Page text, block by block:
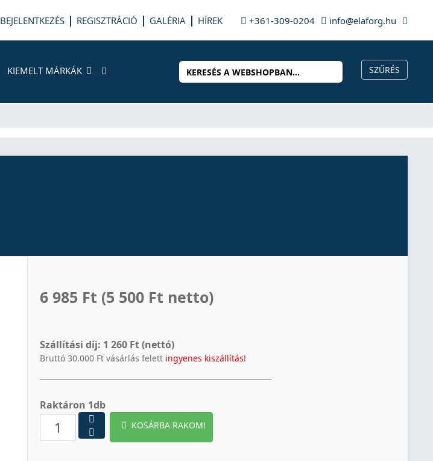
BEJELENTKEZÉS REGISZTRÁCIÓ GALÉRIA HÍREK +361-309-0204 info@elaforg.hu
KIEMELT MÁRKÁK
6 985 Ft (5 500 Ft netto)
Szállítási díj: 1 260 Ft (nettó)
Bruttó 30.000 Ft vásárlás felett ingyenes kiszállítás!
Raktáron 1db
KOSÁRBA RAKOM!